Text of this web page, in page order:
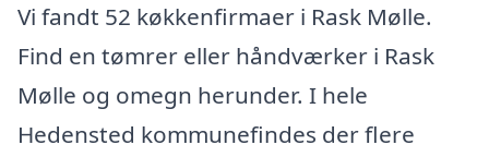
Vi fandt 52 køkkenfirmaer i Rask Mølle.
Find en tømrer eller håndværker i Rask
Mølle og omegn herunder. I hele
Hedensted kommunefindes der flere